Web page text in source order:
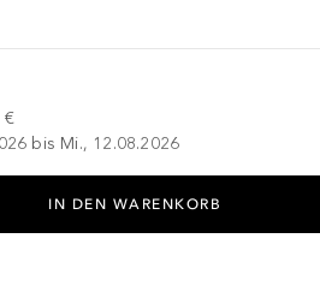
€
bis Mi., 12.08.2026
IN DEN WARENKORB